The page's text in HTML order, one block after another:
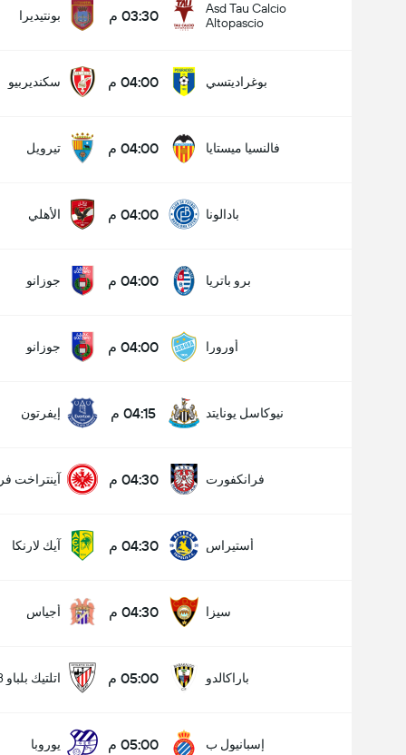
Asd Tau Calcio
Altopascio
03:30 م بونتيديرا
بوغراديتسي 04:00 م سكنديربيو
فالنسيا ميستايا 04:00 م تيرويل
بادالونا 04:00 م الأهلي
برو باتريا 04:00 م جوزانو
أورورا 04:00 م جوزانو
نيوكاسل يونايتد 04:15 م إيفرتون
فرانكفورت 04:30 م آينتراخت
أستيراس 04:30 م آيك لارنكا
سيزا 04:30 م أجياس
باراكالدو 05:00 م اتلتيك بلباو B
إسبانيول ب 05:00 م يوروبا